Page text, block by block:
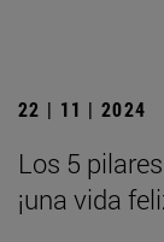
22 | 11 | 2024
Los 5
¡una vida